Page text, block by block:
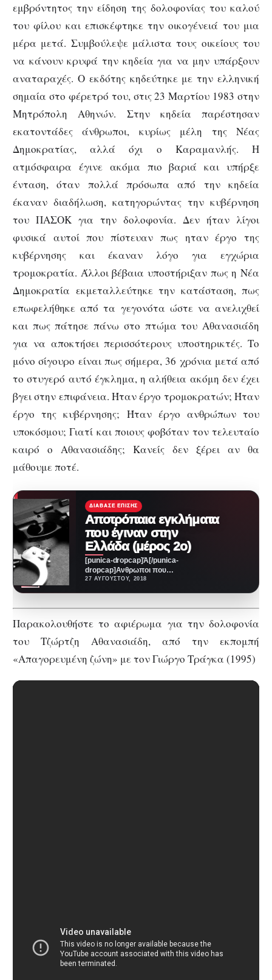
εμβρόντητος την είδηση της δολοφονίας του καλού
του φίλου και επισκέφτηκε την οικογένειά του μια
μέρα μετά. Συμβούλεψε μάλιστα τους οικείους του
να κάνουν κρυφά την κηδεία για να μην υπάρξουν
αναταραχές. Ο εκδότης κηδεύτηκε με την ελληνική
σημαία στο φέρετρό του, στις 23 Μαρτίου 1983 στην
Μητρόπολη Αθηνών. Στην κηδεία παρέστησαν
εκατοντάδες άνθρωποι, κυρίως μέλη της Νέας
Δημοκρατίας, αλλά όχι ο Καραμανλής. Η
ατμόσφαιρα έγινε ακόμα πιο βαριά και υπήρξε
ένταση, όταν πολλά πρόσωπα από την κηδεία
έκαναν διαδήλωση, κατηγορώντας την κυβέρνηση
του ΠΑΣΟΚ για την δολοφονία. Δεν ήταν λίγοι
φυσικά αυτοί που πίστευαν πως ηταν έργο της
κυβέρνησης και έκαναν λόγο για εγχώρια
τρομοκρατία. Άλλοι βέβαια υποστήριξαν πως η Νέα
Δημοκρατία εκμεταλλεύτηκε την κατάσταση, πως
επωφελήθηκε από τα γεγονότα ώστε να ανελιχθεί
και πως πάτησε πάνω στο πτώμα του Αθανασιάδη
για να αποκτήσει περισσότερους υποστηρικτές. Το
μόνο σίγουρο είναι πως σήμερα, 36 χρόνια μετά από
το στυγερό αυτό έγκλημα, η αλήθεια ακόμη δεν έχει
βγει στην επιφάνεια. Ήταν έργο τρομοκρατών; Ήταν
έργο της κυβέρνησης; Ήταν έργο ανθρώπων του
υποκόσμου; Γιατί και ποιους φοβόταν τον τελευταίο
καιρό ο Αθανασιάδης; Κανείς δεν ξέρει αν θα
μάθουμε ποτέ.
ΔΙΆΒΑΣΕ ΕΠΊΣΗΣ
Αποτρόπαια εγκλήματα
που έγιναν στην
Ελλάδα (μέρος 2ο)
[punica-dropcap]Ά[/punica-
dropcap]Ανθρωποι που
ξεπέρασαν τα όρια του καλού και
αστυνομικό…
27 ΑΥΓΟΎΣΤΟΥ, 2018
Παρακολουθήστε το αφιέρωμα για την δολοφονία
του Τζώρτζη Αθανασιάδη, από την εκπομπή
«Απαγορευμένη ζώνη» με τον Γιώργο Τράγκα (1995)